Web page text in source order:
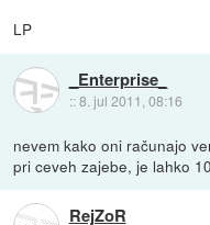
LP
_Enterprise_
::8. jul 2011, 08:16
nevem kako oni računajo
pri ceveh zajebe, je lahko
RejZoR